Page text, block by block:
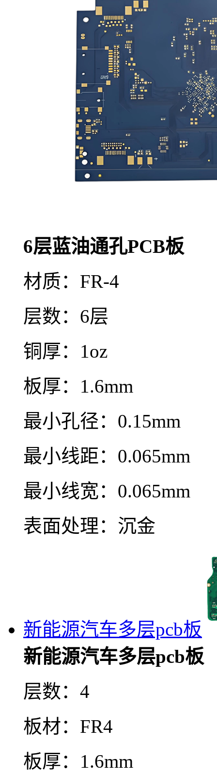
6层蓝油通孔PCB板
材质：FR-4
层数：6层
铜厚：1oz
板厚：1.6mm
最小孔径：0.15mm
最小线距：0.065mm
最小线宽：0.065mm
表面处理：沉金
新能源汽车多层pcb板
新能源汽车多层pcb板
层数：4
板材：FR4
板厚：1.6mm